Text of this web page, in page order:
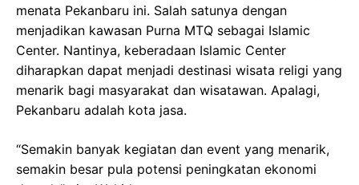
menata Pekanbaru ini. Salah satunya dengan
menjadikan kawasan Purna MTQ sebagai Islamic
Center. Nantinya, keberadaan Islamic Center
diharapkan dapat menjadi destinasi wisata religi yang
menarik bagi masyarakat dan wisatawan. Apalagi,
Pekanbaru adalah kota jasa.
“Semakin banyak kegiatan dan event yang menarik,
semakin besar pula potensi peningkatan ekonomi